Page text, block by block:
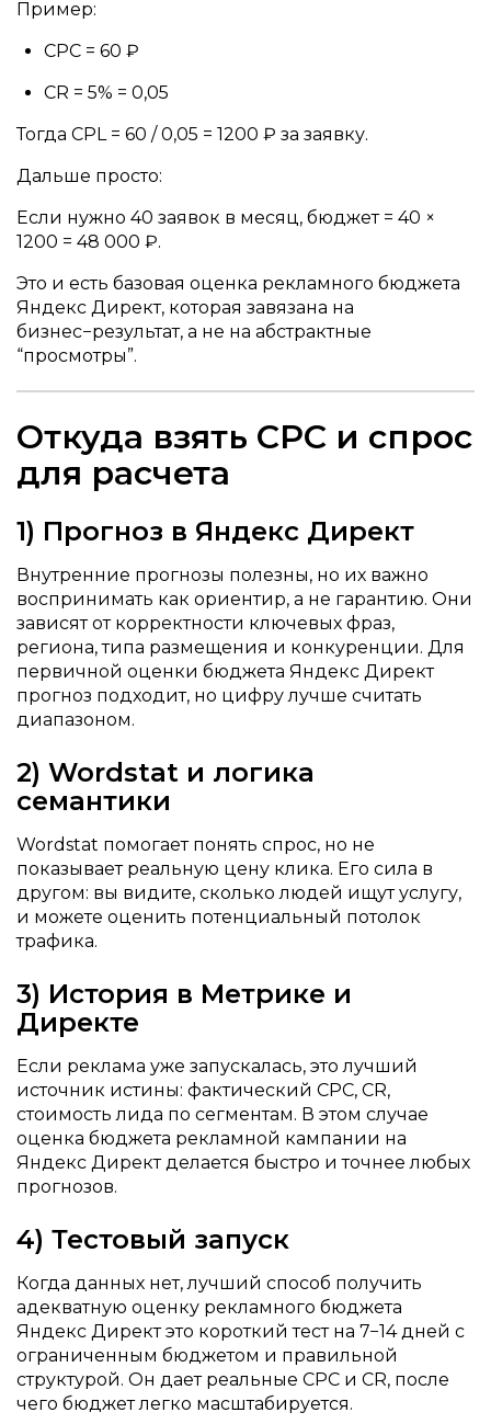
Пример:
CPC = 60 ₽
CR = 5% = 0,05
Тогда CPL = 60 / 0,05 = 1200 ₽ за заявку.
Дальше просто:
Если нужно 40 заявок в месяц, бюджет = 40 ×
1200 = 48 000 ₽.
Это и есть базовая оценка рекламного бюджета
Яндекс Директ, которая завязана на
бизнес−результат, а не на абстрактные
“просмотры”.
Откуда взять CPC и спрос
для расчета
1) Прогноз в Яндекс Директ
Внутренние прогнозы полезны, но их важно
воспринимать как ориентир, а не гарантию. Они
зависят от корректности ключевых фраз,
региона, типа размещения и конкуренции. Для
первичной оценки бюджета Яндекс Директ
прогноз подходит, но цифру лучше считать
диапазоном.
2) Wordstat и логика
семантики
Wordstat помогает понять спрос, но не
показывает реальную цену клика. Его сила в
другом: вы видите, сколько людей ищут услугу,
и можете оценить потенциальный потолок
трафика.
3) История в Метрике и
Директе
Если реклама уже запускалась, это лучший
источник истины: фактический CPC, CR,
стоимость лида по сегментам. В этом случае
оценка бюджета рекламной кампании на
Яндекс Директ делается быстро и точнее любых
прогнозов.
4) Тестовый запуск
Когда данных нет, лучший способ получить
адекватную оценку рекламного бюджета
Яндекс Директ это короткий тест на 7−14 дней с
ограниченным бюджетом и правильной
структурой. Он дает реальные CPC и CR, после
чего бюджет легко масштабируется.